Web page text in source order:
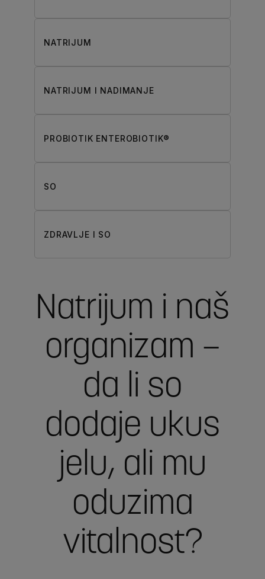
NATRIJUM
NATRIJUM I NADIMANJE
PROBIOTIK ENTEROBIOTIK®
SO
ZDRAVLJE I SO
Natrijum i naš
organizam –
da li so
dodaje ukus
jelu, ali mu
oduzima
vitalnost?